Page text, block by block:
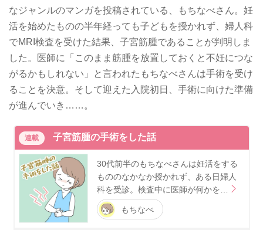
なジャンルのマンガを投稿されている、もちなべさん。妊
活を始めたものの半年経っても子どもを授かれず、婦人科
でMRI検査を受けた結果、子宮筋腫であることが判明しま
した。医師に「このまま筋腫を放置しておくと不妊につな
がるかもしれない」と言われたもちなべさんは手術を受け
ることを決意。そして迎えた入院初日、手術に向けた準備
が進んでいき……。
連載 子宮筋腫の手術をした話
30代前半のもちなべさんは妊活をする
もののなかなか授かれず、ある日婦人
科を受診。検査中に医師が何かを…
もちなべ